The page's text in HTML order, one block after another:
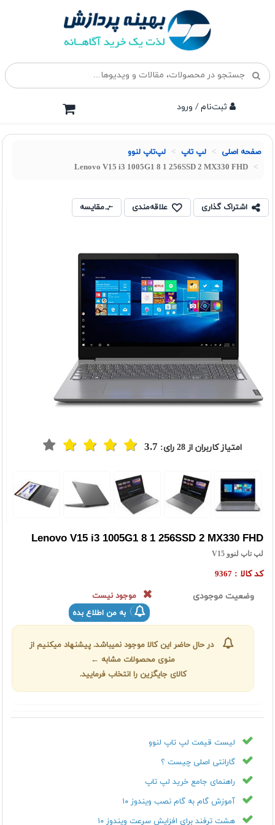
ثبت‌نام / ورود
صفحه اصلی لپ تاپ لپ‌تاپ لنوو
Lenovo V15 i3 1005G1 8 1 256SSD 2 MX330 FHD
اشتراک گذاری علاقه‌مندی مقایسه
امتیاز کاربران از28 رای: 3.7
Lenovo V15 i3 1005G1 8 1 256SSD 2 MX330 FHD
لپ تاپ لنوو V15
کد کالا : 9367
وضعیت موجودی
موجود نیست
به من اطلاع بده
در حال حاضر این کالا موجود نمیباشد. پیشنهاد میکنیم از
منوی محصولات مشابه ←
کالای جایگزین را انتخاب فرمایید.
لیست قیمت لپ تاپ لنوو
گارانتی اصلی چیست ؟
راهنمای جامع خرید لپ تاپ
آموزش گام به گام نصب ویندوز ۱۰
هشت ترفند برای افزایش سرعت ویندوز ۱۰